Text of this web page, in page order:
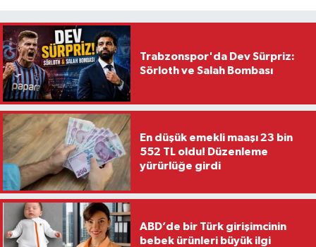
Trabzonspor'da Dev Sürpriz:
Sörloth ve Salah Bombası
En düşük emekli maaşı 23 bin
552 TL oldu! Düzenleme
yürürlüğe girdi
ABD’de bir Türk girişimcinin
bebek ürünleri büyük ilgi